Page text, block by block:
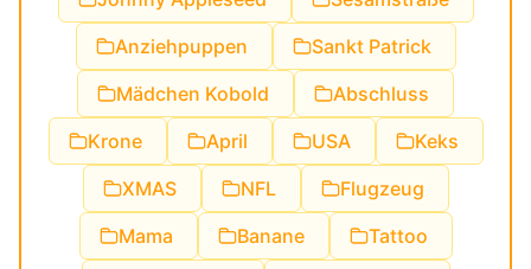
Anziehpuppen
Sankt Patrick
Mädchen Kobold
Abschluss
Krone
April USA
Keks
XMAS
NFL
Flugzeug
Mama
Banane
Tattoo